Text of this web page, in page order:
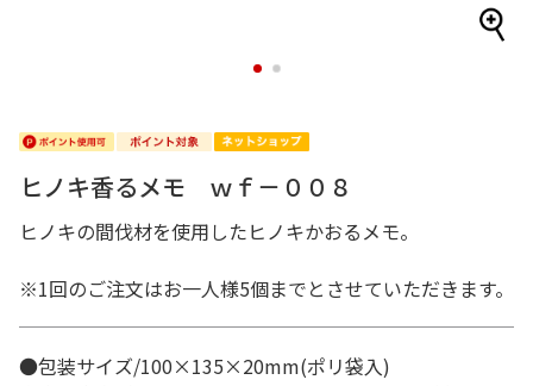
1 2
ヒノキ香るメモ ｗｆ－００８
ヒノキの間伐材を使用したヒノキかおるメモ。
※1回のご注文はお一人様5個までとさせていただきます。
●包装サイズ/100×135×20mm(ポリ袋入)